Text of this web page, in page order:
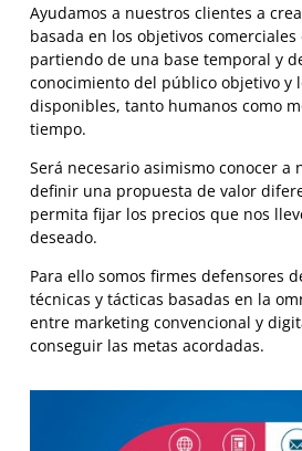
Ayudamos a nuestros clientes a
basada en los objetivos
partiendo de una base temporal y
conocimiento del público objetivo y
disponibles, tanto humanos como
tiempo.
Será necesario asimismo conocer a
definir una propuesta de valor
permita fijar los precios que nos
deseado.
Para ello somos firmes defensores
técnicas y tácticas basadas en la
entre marketing convencional y
conseguir las metas acordadas.